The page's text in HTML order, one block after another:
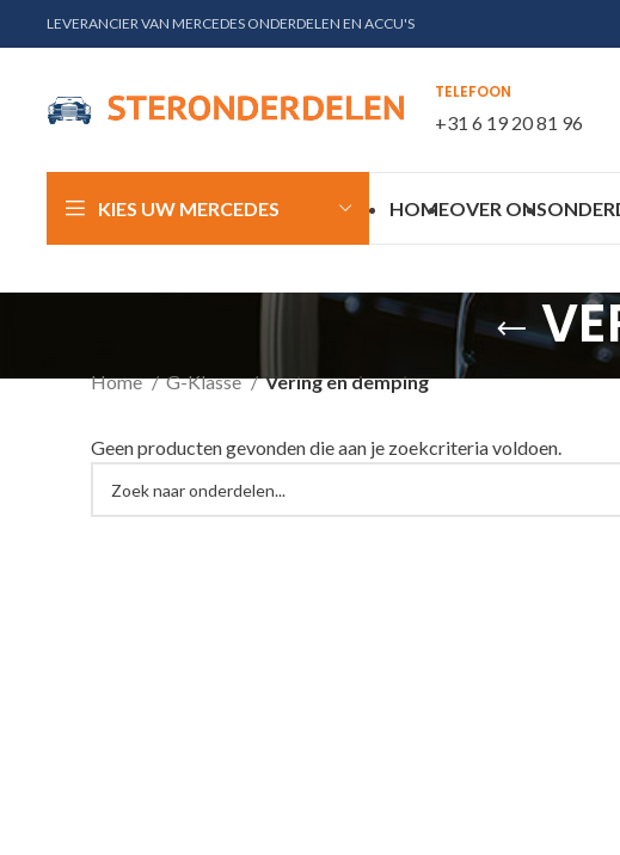
LEVERANCIER VAN MERCEDES ONDERDELEN EN ACCU'S
TELEFOON
+31 6 19 20 81 96
KIES UW MERCEDES HOMEOVER ONS
Home G-Klasse Vering en demping
Geen producten gevonden die aan je zoekcriteria voldoen.